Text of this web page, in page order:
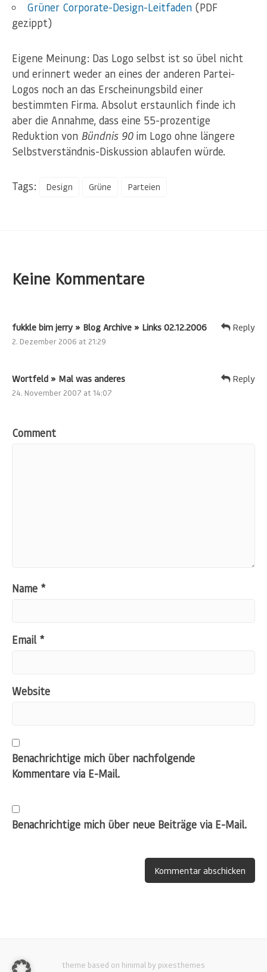
Grüner Corporate-Design-Leitfaden(PDF
gezippt)
Eigene Meinung: Das Logo selbst ist so übel nicht
und erinnert weder an eines der anderen Partei-
Logos noch an das Erscheinungsbild einer
bestimmten Firma. Absolut erstaunlich finde ich
aber die Annahme, dass eine 55-prozentige
Reduktion von Bündnis 90im Logo ohne längere
Selbstverständnis-Diskussion ablaufen würde.
Tags: Design Grüne Parteien
Keine Kommentare
fukkle bim jerry » Blog Archive » Links 02.12.2006
2. Dezember 2006 at 21:29
Reply
Wortfeld » Mal was anderes
24. November 2007 at 14:07
Reply
Comment
Name *
Email *
Website
Benachrichtige mich über nachfolgende
Kommentare via E-Mail.
Benachrichtige mich über neue Beiträge via E-Mail.
theme based on hinimal by pixesthemes